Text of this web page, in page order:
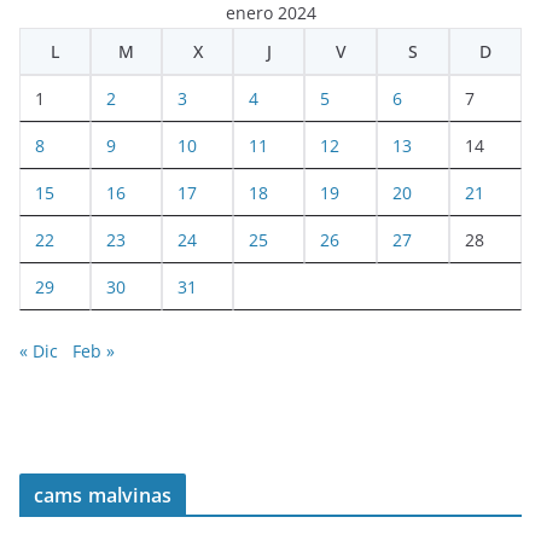
enero 2024
L
M X J V S D
1 2 3 4 5 6 7
8 9 10 11 12 13 14
15 16 17 18 19 20 21
22 23 24 25 26 27 28
29 30 31
« Dic Feb »
cams malvinas